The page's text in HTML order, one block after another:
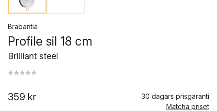
Brabantia
Profile sil 18 cm
Brilliant steel
359 kr
30 dagars prisgaranti
Matcha priset